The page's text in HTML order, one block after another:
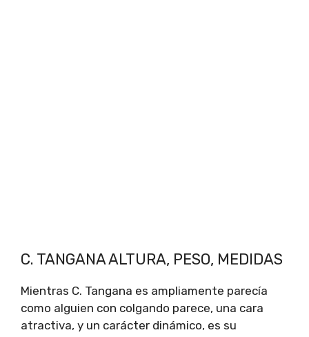
C. TANGANA ALTURA, PESO, MEDIDAS
Mientras C. Tangana es ampliamente parecía
como alguien con colgando parece, una cara
atractiva, y un carácter dinámico, es su